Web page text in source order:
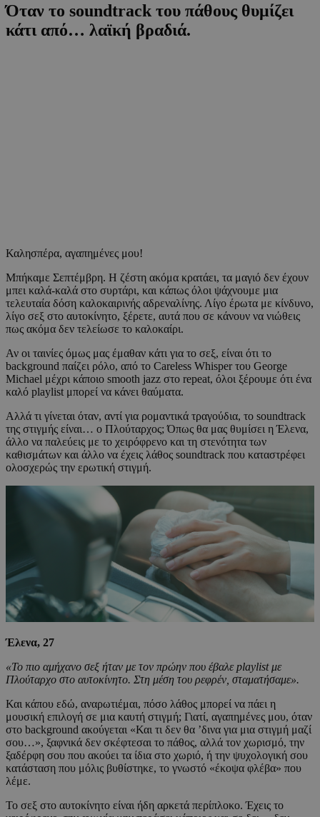
Όταν το soundtrack του πάθους θυμίζει
κάτι από… λαϊκή βραδιά.
Καλησπέρα, αγαπημένες μου!
Μπήκαμε Σεπτέμβρη. Η ζέστη ακόμα κρατάει, τα μαγιό δεν έχουν
μπει καλά-καλά στο συρτάρι, και κάπως όλοι ψάχνουμε μια
τελευταία δόση καλοκαιρινής αδρεναλίνης. Λίγο έρωτα με κίνδυνο,
λίγο σεξ στο αυτοκίνητο, ξέρετε, αυτά που σε κάνουν να νιώθεις
πως ακόμα δεν τελείωσε το καλοκαίρι.
Αν οι ταινίες όμως μας έμαθαν κάτι για το σεξ, είναι ότι το
background παίζει ρόλο, από το Careless Whisper του George
Michael μέχρι κάποιο smooth jazz στο repeat, όλοι ξέρουμε ότι ένα
καλό playlist μπορεί να κάνει θαύματα.
Αλλά τι γίνεται όταν, αντί για ρομαντικά τραγούδια, το soundtrack
της στιγμής είναι… ο Πλούταρχος; Όπως θα μας θυμίσει η Έλενα,
άλλο να παλεύεις με το χειρόφρενο και τη στενότητα των
καθισμάτων και άλλο να έχεις λάθος soundtrack που καταστρέφει
ολοσχερώς την ερωτική στιγμή.
Έλενα, 27
«Το πιο αμήχανο σεξ ήταν με τον πρώην που έβαλε playlist με
Πλούταρχο στο αυτοκίνητο. Στη μέση του ρεφρέν, σταματήσαμε».
Και κάπου εδώ, αναρωτιέμαι, πόσο λάθος μπορεί να πάει η
μουσική επιλογή σε μια καυτή στιγμή; Γιατί, αγαπημένες μου, όταν
στο background ακούγεται «Και τι δεν θα ’δινα για μια στιγμή μαζί
σου…», ξαφνικά δεν σκέφτεσαι το πάθος, αλλά τον χωρισμό, την
ξαδέρφη σου που ακούει τα ίδια στο χωριό, ή την ψυχολογική σου
κατάσταση που μόλις βυθίστηκε, το γνωστό «έκοψα φλέβα» που
λέμε.
Το σεξ στο αυτοκίνητο είναι ήδη αρκετά περίπλοκο. Έχεις το